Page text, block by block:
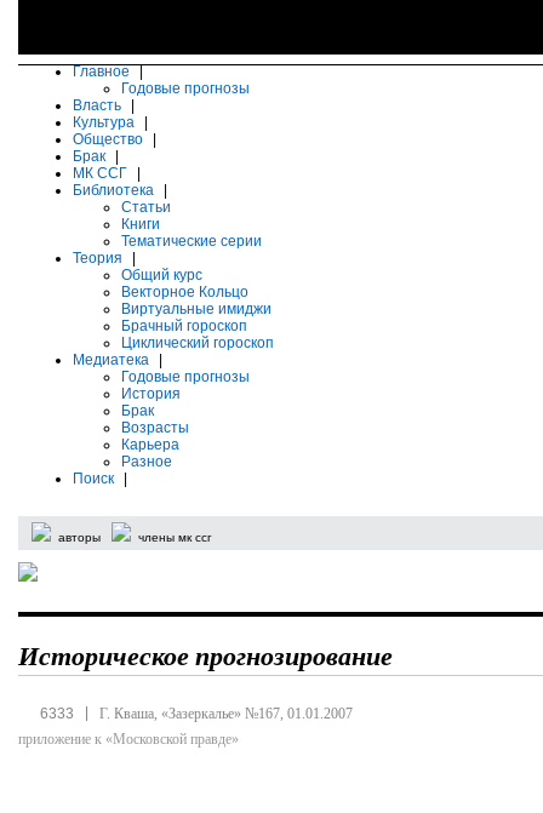
Главное
Годовые прогнозы
Власть
Культура
Общество
Брак
МК ССГ
Библиотека
Статьи
Книги
Тематические серии
Теория
Общий курс
Векторное Кольцо
Виртуальные имиджи
Брачный гороскоп
Циклический гороскоп
Медиатека
Годовые прогнозы
История
Брак
Возрасты
Карьера
Разное
Поиск
авторы члены мк ссг
Историческое прогнозирование
6333
Г. Кваша, «Зазеркалье» №167, 01.01.2007
приложение к «Московской правде»